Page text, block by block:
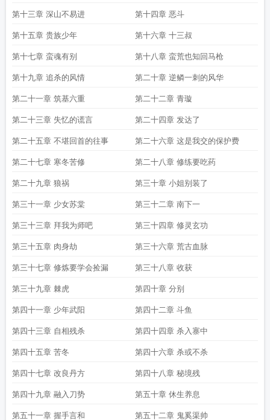
第十三章 深山不易进 第十四章 恶斗
第十五章 贵族少年 第十六章 十三叔
第十七章 蛮魂有别 第十八章 蛮荒也知回马枪
第十九章 追杀的风情 第二十章 逆鳞一刺的风华
第二十一章 筑基六重 第二十二章 青璇
第二十三章 失忆的谎言 第二十四章 发达了
第二十五章 不堪回首的往事 第二十六章 这是我交的保护费
第二十七章 寒冬苦修 第二十八章 修练要吃药
第二十九章 狼祸 第三十章 小姐别装了
第三十一章 少女苏棠 第三十二章 南下一
第三十三章 拜我为师吧 第三十四章 修灵玄功
第三十五章 肉身劫 第三十六章 荒古血脉
第三十七章 修炼要学会捡漏 第三十八章 收获
第三十九章 棘虎 第四十章 分别
第四十一章 少年武阳 第四十二章 斗鱼
第四十三章 自相残杀 第四十四章 杀入寨中
第四十五章 苦冬 第四十六章 杀或不杀
第四十七章 改良丹方 第四十八章 秘境残
第四十九章 融入刀势 第五十章 休生养息
第五十一章 握手言和 第五十二章 鬼奚渠帅